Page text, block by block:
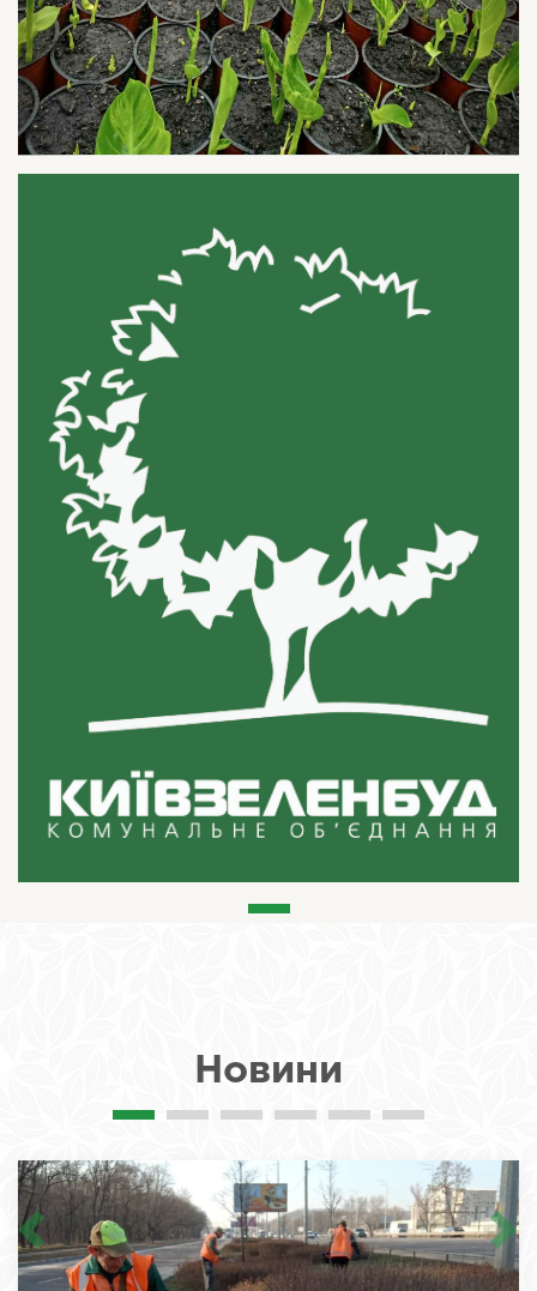
Новини